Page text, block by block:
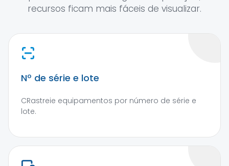
recursos ficam mais fáceis de visualizar.
Nº de série e lote
CRastreie equipamentos por número de série e
lote.